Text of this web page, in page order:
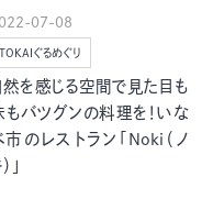
07-08
TOKAIぐるめぐり
然を感じる空間で見た目も
もバツグンの料理を！いな
市のレストラン「Noki（ノ
」